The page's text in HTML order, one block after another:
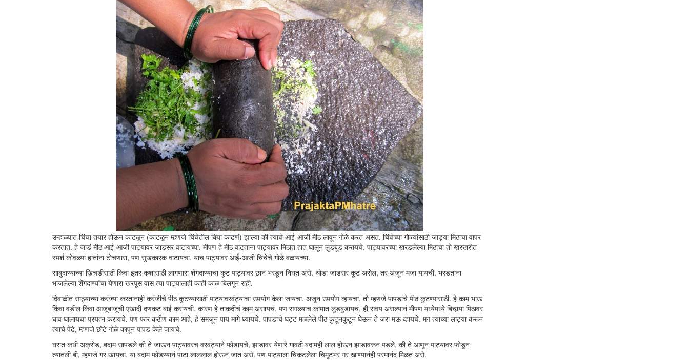
उन्हाळ्यात चिंचा तयार होऊन काटळून (काटळून म्हणजे चिंचेतील बिया काढणं) झाल्या की त्याचे आई-आजी मीठ लावून गोळे करत असत. चि़ंचेच्या गोळ्यांसाठी जाड्या मिठाचा वापर
करतात. हे जाडं मीठ आई-आजी पाट्यावर जाडसर वाटायच्या. मीपण हे मीठ वाटताना पाट्यावर मिठात हात घालून लुडबूड करायचे. पाट्यावरच्या खरडलेल्या मिठाचा तो खरखरीत
स्पर्श कोवळ्या हातांना टोचणारा, पण सुखकारक वाटायचा. याच पाट्यावर आई-आजी चिंचेचे गोळे वळायच्या.
साबुदाण्याच्या खिचडीसाठी किंवा इतर कशासाठी लागणारा शेंगदाण्याचा कूट पाट्यावर छान भरडून निघत असे. थोडा जाडसर कूट असेल, तर अजून मजा यायची. भरडताना
भाजलेल्या शेंगदाण्यांचा येणारा खरपूस वास त्या पाट्यालाही काही काळ बिलगून राही.
दिवाळीत साठ्याच्या करंज्या करतानाही करंजीचे पीठ कुटण्यासाठी पाट्यावरवंट्याचा उपयोग केला जायचा. अजून उपयोग व्हायचा, तो म्हणजे पापडाचे पीठ कुटण्यासाठी. हे काम भाऊ
किंवा वडील किंवा आजूबाजूची एखादी दणकट बाई करायची. कारण हे ताकदीचं काम असायचं. पण सगळ्याच कामात लुडबुडायचं, ही सवय असल्यानं मीपण मध्येमध्ये बिचार्‍या पिठावर
घाव घालायचा प्रयत्न करायचे. पण फार कठीण काम आहे, हे समजून पाय मागे घ्यायचे. पापडाचे घट्ट मळलेले पीठ कुटूनकुटून घेऊन ते जरा मऊ व्हायचे. मग त्याच्या लाट्या करून
त्याचे पेढे, म्हणजे छोटे गोळे कापून पापड केले जायचे.
घरात कधी अक्रोड, बदाम सापडले की ते जाऊन पाट्यावरच वरवंट्याने फोडायचे, झाडावर येणारे गावठी बदामही लाल होऊन झाडावरून पडले, की ते आणून पाट्यावर फोडून
त्यातली बी, म्हणजे गर खायचा. या बदाम फोडण्यानं पाटा लाललाल होऊन जात असे. पण पाट्याला चिकटलेला चिमूटभर गर खाण्यानंही परमानंद मिळत असे.